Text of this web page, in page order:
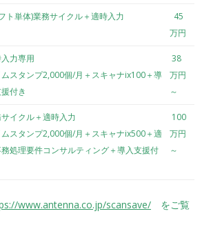
ト単体)業務サイクル＋適時入力
45
万円
力専用
ムスタンプ2,000個/月＋スキャナix100＋導
付き
38
万円
～
イクル＋適時入力
ムスタンプ2,000個/月＋スキャナix500＋適
処理要件コンサルティング＋導入支援付
100
万円
～
www.antenna.co.jp/scansave/ をご覧